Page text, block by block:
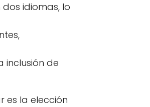
idiomas, lo
inclusión de
es la elección